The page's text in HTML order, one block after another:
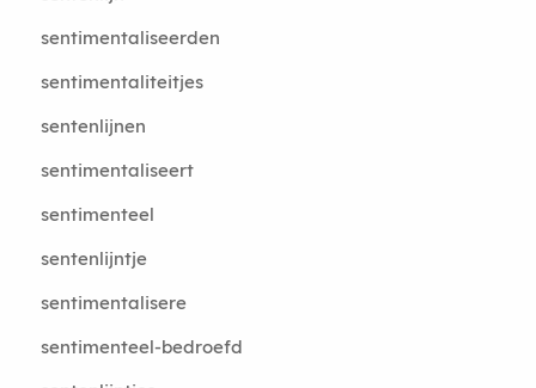
sentimentaliseerden
sentimentaliteitjes
sentenlijnen
sentimentaliseert
sentimenteel
sentenlijntje
sentimentalisere
sentimenteel-bedroefd